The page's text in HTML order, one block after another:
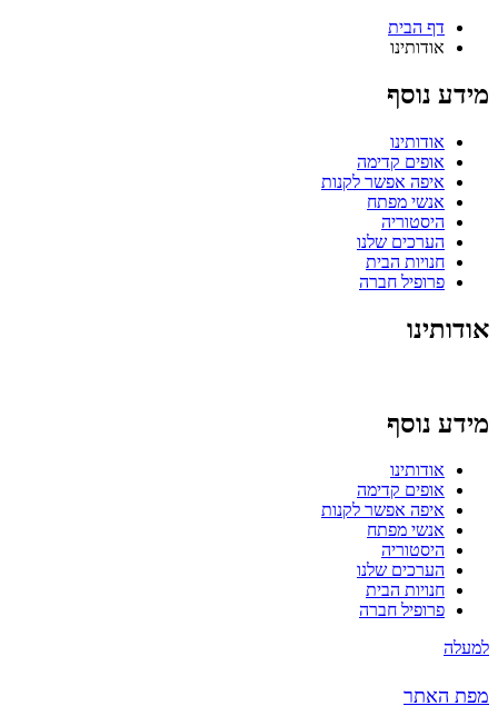
דף הבית
אודותינו
מידע נוסף
אודותינו
אופים קדימה
איפה אפשר לקנות
אנשי מפתח
היסטוריה
הערכים שלנו
חנויות הבית
פרופיל חברה
אודותינו
מידע נוסף
אודותינו
אופים קדימה
איפה אפשר לקנות
אנשי מפתח
היסטוריה
הערכים שלנו
חנויות הבית
פרופיל חברה
למעלה
מפת האתר